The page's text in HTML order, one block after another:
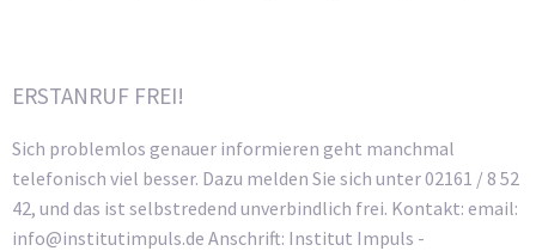
ERSTANRUF FREI!
Sich problemlos genauer informieren geht manchmal
telefonisch viel besser. Dazu melden Sie sich unter 02161 / 8 52
42, und das ist selbstredend unverbindlich frei. Kontakt: email:
info@institutimpuls.de Anschrift: Institut Impuls -